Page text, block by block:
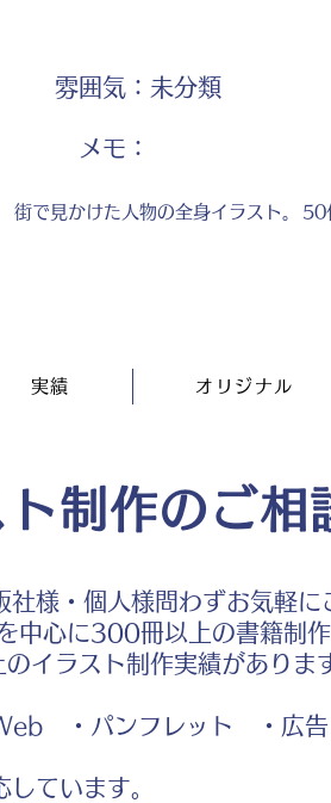
雰囲気： 未分類
​メモ：
街で見かけた人物の全身イラスト。 50
実績 オリジナル
ト制作のご相
様・個人様問わずお気軽に
心に300冊以上の書籍制作
イラスト制作実績がありま
・パンフレット ・広
ています。